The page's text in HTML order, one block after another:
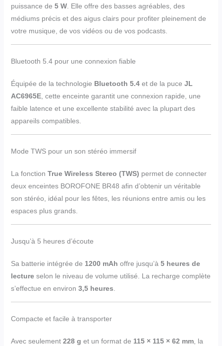
puissance de 5 W. Elle offre des basses agréables, des
médiums précis et des aigus clairs pour profiter pleinement de
votre musique, de vos vidéos ou de vos podcasts.
Bluetooth 5.4 pour une connexion fiable
Équipée de la technologie Bluetooth 5.4et de la puce JL
AC6965E, cette enceinte garantit une connexion rapide, une
faible latence et une excellente stabilité avec la plupart des
appareils compatibles.
Mode TWS pour un son stéréo immersif
La fonction True Wireless Stereo (TWS) permet de connecter
deux enceintes BOROFONE BR48 afin d’obtenir un véritable
son stéréo, idéal pour les fêtes, les réunions entre amis ou les
espaces plus grands.
Jusqu’à 5 heures d’écoute
Sa batterie intégrée de 1200 mAh offre jusqu’à 5 heures de
lectureselon le niveau de volume utilisé. La recharge complète
s’effectue en environ 3,5 heures
Compacte et facile à transporter
Avec seulement 228 g et un format de 115 × 115 × 62 mm, la